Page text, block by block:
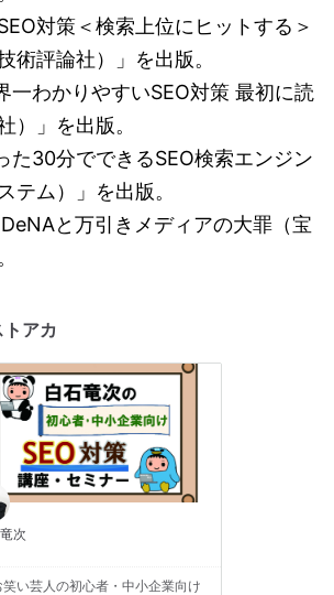
対策＜検索上位にヒットする＞
術評論社）」を出版。
一わかりやすいSEO対策 最初に読
）」を出版。
た30分でできるSEO検索エンジン
テム）」を出版。
と万引きメディアの大罪（宝
トアカ
次
笑い芸人の初心者・中小企業向け